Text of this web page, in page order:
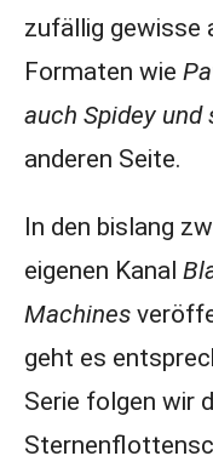
zufällig gewisse
Formaten wie
auch Spidey und
anderen Seite.
In den bislang
eigenen Kanal
Machines
geht es
Serie folgen wir